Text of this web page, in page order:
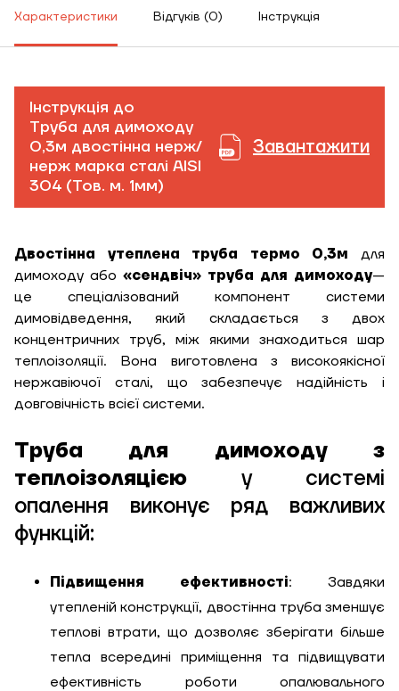
Характеристики Відгуків (0) Інструкція
Інструкція до
Труба для димоходу
0,3м двостінна нерж/
нерж марка сталі AISI
304 (Тов. м. 1мм)
Завантажити
Двостінна утеплена труба термо 0,3м для
димоходу або «сендвіч» труба для димоходу—
це спеціалізований компонент системи
димовідведення, який складається з двох
концентричних труб, між якими знаходиться шар
теплоізоляції. Вона виготовлена з високоякісної
нержавіючої сталі, що забезпечує надійність і
довговічність всієї системи.
Труба для димоходу з
теплоізоляцією у системі
опалення виконує ряд важливих
функцій:
Підвищення ефективності: Завдяки
утепленій конструкції, двостінна труба зменшує
теплові втрати, що дозволяє зберігати більше
тепла всередині приміщення та підвищувати
ефективність роботи опалювального
Замовити
ЗАМОВИТИ ПОСЛУГУ МОНТАЖУ